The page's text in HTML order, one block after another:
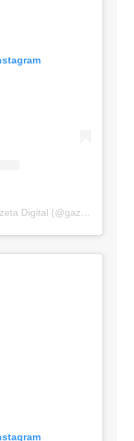
Um post compartilhado por Gazeta Digital (@gazetadigital)